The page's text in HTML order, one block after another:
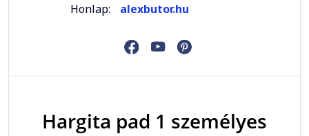
Honlap:
alexbutor.hu
Hargita pad 1 személyes